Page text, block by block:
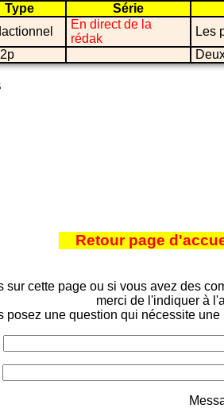
Type Série
En direct de la
rédak
Les
Retour page
sur cette page ou si vous avez des
merci de l'indiquer à
posez une question qui nécessite